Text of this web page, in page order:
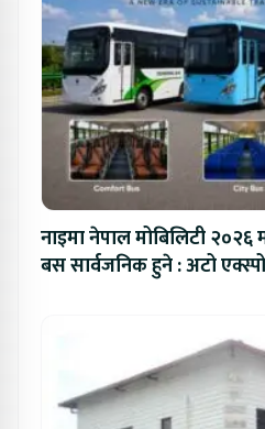
नाइमा नेपाल मोबिलिटी
बस सार्वजनिक हुने : अटो